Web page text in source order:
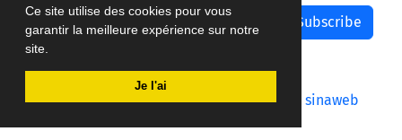
Ce site utilise des cookies pour vous
garantir la meilleure expérience sur notre
site.
Je l'ai
Subscribe
Journal management system.designed by sinaweb